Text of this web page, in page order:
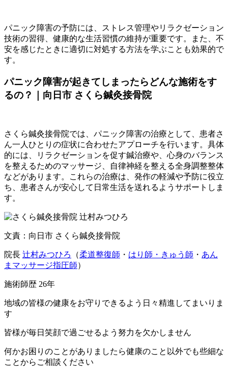
パニック障害の予防には、ストレス管理やリラクゼーション
技術の習得、健康的な生活習慣の維持が重要です。また、不
安を感じたときに適切に対処する方法を学ぶことも効果的で
す。
パニック障害が起きてしまったらどんな施術をす
るの？｜向日市 さくら鍼灸接骨院
さくら鍼灸接骨院では、パニック障害の治療として、患者さ
ん一人ひとりの症状に合わせたアプローチを行います。具体
的には、リラクゼーションを促す鍼治療や、心身のバランス
を整えるためのマッサージ、自律神経を整える全身調整整体
などがあります。これらの治療は、発作の軽減や予防に役立
ち、患者さんが安心して日常生活を送れるようサポートしま
す。
文責：向日市 さくら鍼灸接骨院
院長 辻村みつひろ （柔道整復師 ・ はり師・きゅう師 ・ あん
まマッサージ指圧師）
施術師歴 26年
地域の皆様の健康をお守りできるよう日々精進してまいりま
す
皆様が毎日笑顔で過ごせるよう努力を欠かしません
何かお困りのことがありましたら健康のこと以外でも些細な
ことからご相談ください